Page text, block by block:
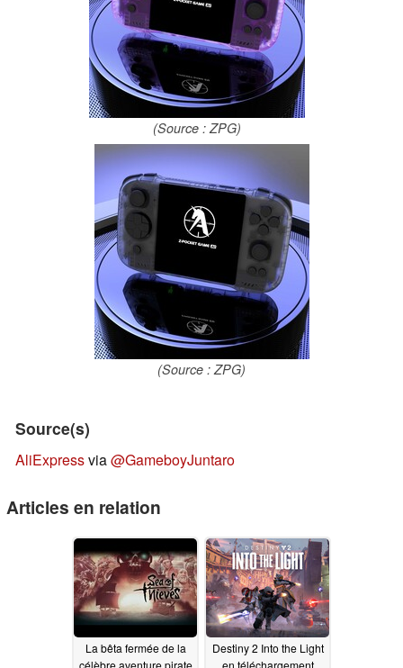
(Source : ZPG)
(Source : ZPG)
Source(s)
AliExpressvia@GameboyJuntaro
Articles en relation
La bêta fermée de la
célèbre aventure pirate
Destiny 2 Into the Light
en téléchargement